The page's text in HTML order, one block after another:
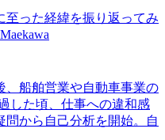
至った経緯を振り返ってみ
、船舶営業や自動車事業の
した頃、仕事への違和感
問から自己分析を開始。自